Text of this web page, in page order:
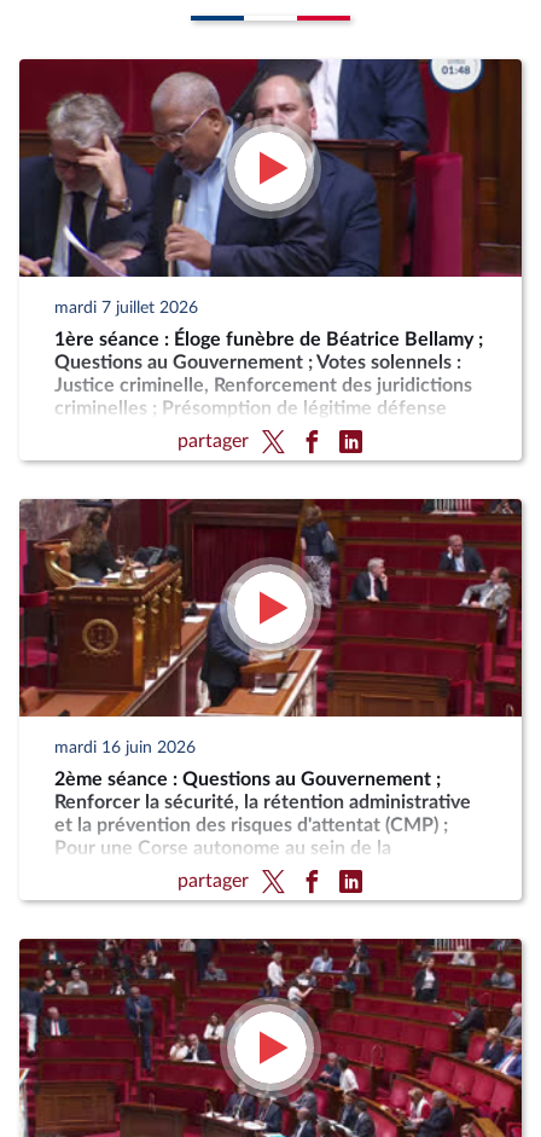
mardi 7 juillet 2026
1ère séance : Éloge funèbre de Béatrice Bellamy ;
Questions au Gouvernement ; Votes solennels :
Justice criminelle, Renforcement des juridictions
criminelles ; Présomption de légitime défense
pour les forces de l'ordre
partager
mardi 16 juin 2026
2ème séance : Questions au Gouvernement ;
Renforcer la sécurité, la rétention administrative
et la prévention des risques d'attentat (CMP) ;
Pour une Corse autonome au sein de la
partager